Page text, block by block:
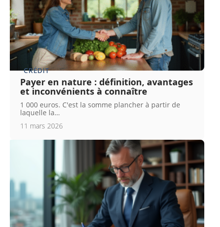
CRÉDIT
Payer en nature : définition, avantages
et inconvénients à connaître
1 000 euros. C'est la somme plancher à partir de
laquelle la…
11 mars 2026